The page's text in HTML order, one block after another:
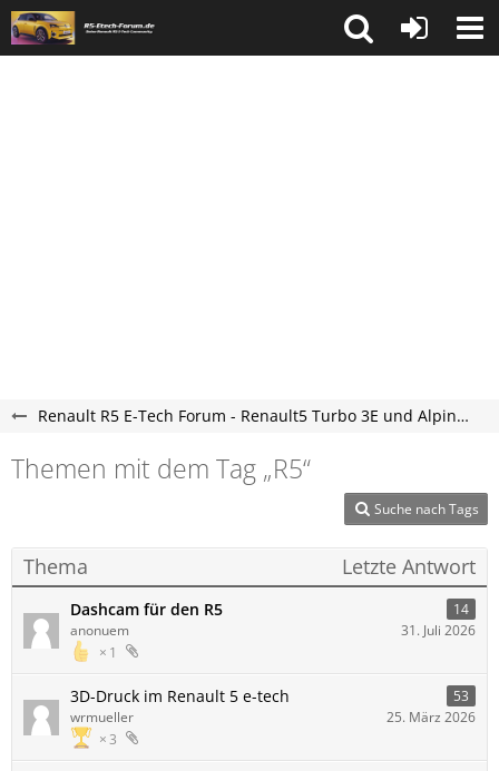
Renault R5 E-Tech Forum - Renault5 Turbo 3E und Alpine A290 Elektro Forum
Themen mit dem Tag „R5“
Suche nach Tags
Thema Letzte Antwort
Dashcam für den R5 14
1
anonuem 31. Juli 2026
3D-Druck im Renault 5 e-tech 53
3
wrmueller 25. März 2026